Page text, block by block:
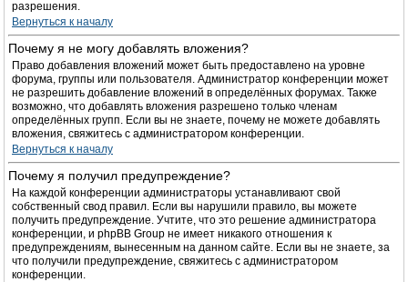
разрешения.
Вернуться к началу
Почему я не могу добавлять вложения?
Право добавления вложений может быть предоставлено на уровне
форума, группы или пользователя. Администратор конференции может
не разрешить добавление вложений в определённых форумах. Также
возможно, что добавлять вложения разрешено только членам
определённых групп. Если вы не знаете, почему не можете добавлять
вложения, свяжитесь с администратором конференции.
Вернуться к началу
Почему я получил предупреждение?
На каждой конференции администраторы устанавливают свой
собственный свод правил. Если вы нарушили правило, вы можете
получить предупреждение. Учтите, что это решение администратора
конференции, и phpBB Group не имеет никакого отношения к
предупреждениям, вынесенным на данном сайте. Если вы не знаете, за
что получили предупреждение, свяжитесь с администратором
конференции.